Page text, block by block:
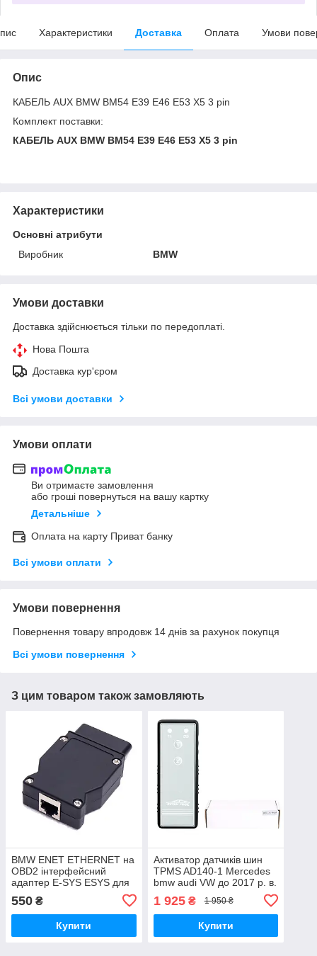
Характеристики Доставка Оплата Умови
Опис
КАБЕЛЬ AUX BMW BM54 E39 E46 E53 X5 3 pin
Комплект поставки:
КАБЕЛЬ AUX BMW BM54 E39 E46 E53 X5 3 pin
Характеристики
Основні атрибути
Виробник
BMW
Умови доставки
Доставка здійснюється тільки по передоплаті.
Нова Пошта
Доставка кур'єром
Всі умови доставки
Умови оплати
Ви отримаєте замовлення
або гроші повернуться на вашу картку
Детальніше
Оплата на карту Приват банку
Всі умови оплати
Умови повернення
Повернення товару впродовж 14 днів за рахунок покупця
Всі умови повернення
З цим товаром також замовляють
BMW ENET ETHERNET на
OBD2 інтерфейсний
адаптер E-SYS ESYS для
550 ₴
Купити
Активатор датчиків шин
TPMS AD140-1 Mercedes
bmw audi VW до 2017 р. в.
1 925₴ 1 950 ₴
Купити